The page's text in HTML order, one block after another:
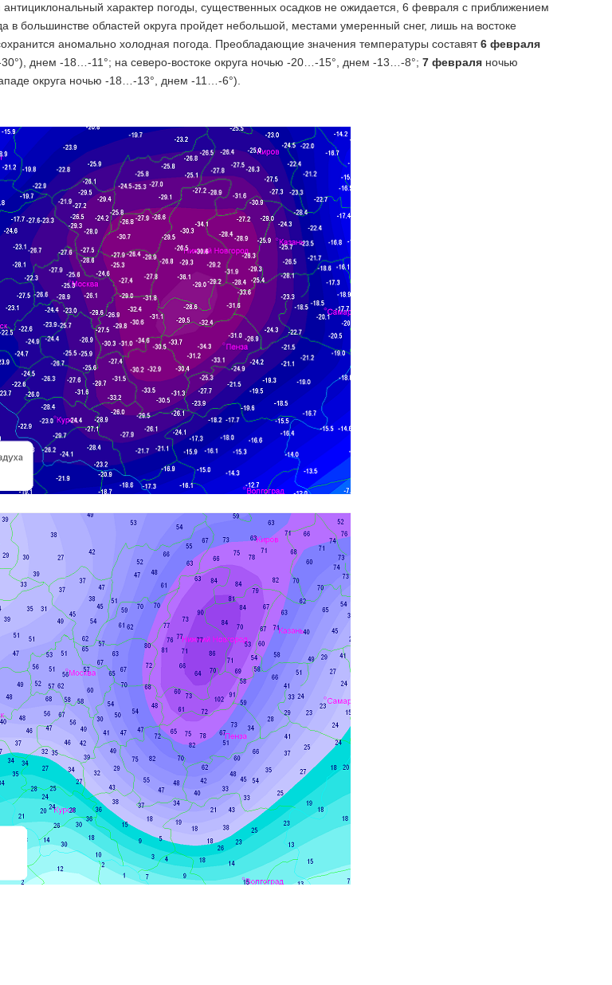
характер погоды, существенных осадков не ожидается, 6 февраля с приближением
в большинстве областей округа пройдет небольшой, местами умеренный снег, лишь на востоке
аномально холодная погода. Преобладающие значения температуры составят6 февраля
днем -18…-11°; на северо-востоке округа ночью -20…-15°, днем -13…-8°; 7 февраляночью
округа ночью -18…-13°, днем -11…-6°).